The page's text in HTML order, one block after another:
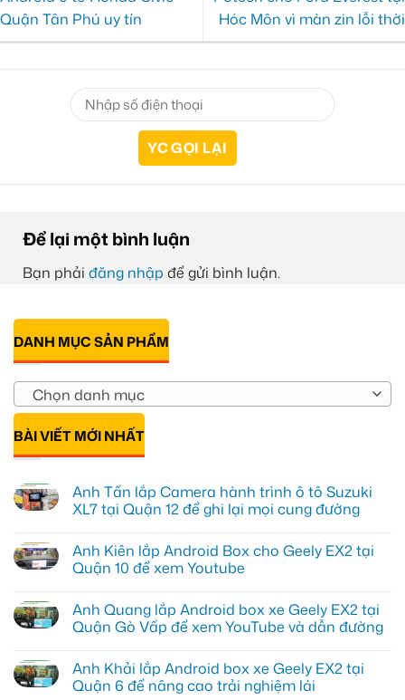
Quận Tân Phú uy tín
Hóc Môn vì màn zin lỗi thời
Để lại một bình luận
Bạn phải đăng nhập để gửi bình luận.
DANH MỤC SẢN PHẨM
Chọn danh mục
BÀI VIẾT MỚI NHẤT
Anh Tấn lắp Camera hành trình ô tô Suzuki
XL7 tại Quận 12 để ghi lại mọi cung đường
bình
luận
ở
lắp
Camera
hành
tô
Suzuki
XL7
Anh Kiên lắp Android Box cho Geely EX2 tại
Quận 10 để xem Youtube
bình
luận
ở
lắp
Android
Box
Anh Quang lắp Android box xe Geely EX2 tại
Quận Gò Vấp để xem YouTube và dẫn đường
bình
luận
ở
Anh Khải lắp Android box xe Geely EX2 tại
Quận 6 để nâng cao trải nghiệm lái